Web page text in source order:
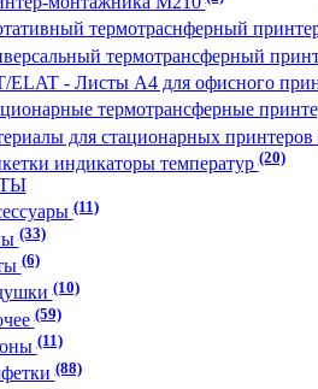
термотраснферный
термотрансферный
ELAT - Листы А4 для офисного
термотрансферные
для стационарных
индикаторы температур(20)
(11)
(33)
(6)
(10)
(59)
(11)
(88)